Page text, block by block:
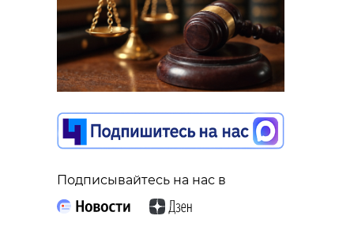
Подписывайтесь на нас в
https://t.me/kazdoytvaripopare/4687
вороны птицы
Поделиться статьей: